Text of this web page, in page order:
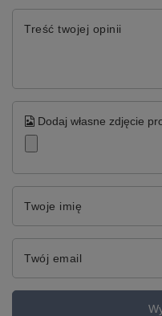
Treść twojej opinii
Dodaj własne zdjęcie
Twoje imię
Twój email